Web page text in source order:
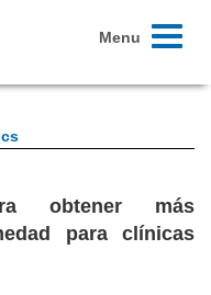
Toggle
Menu
obtener más
para clínicas